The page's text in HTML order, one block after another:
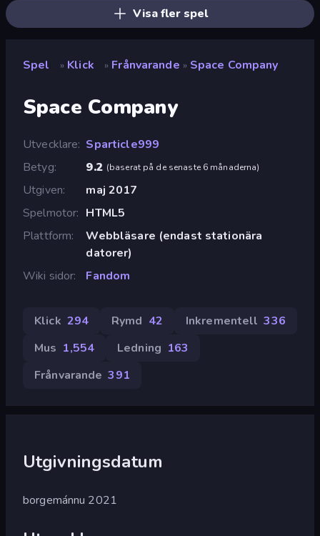
Visa fler spel
Spel » Klick » Frånvarande » Space Company
Space Company
Utvecklare Sparticle999
Betyg
9.2 (baserat på de senaste 6 månaderna)
Utgiven
maj 2017
Spelmotor
HTML5
Plattform
Webbläsare (endast stationära
datorer)
Wiki sidor
Fandom
Klick 294 Rymd 42 Inkrementell 336
Mus 1,554 Ledning 163
Frånvarande 391
Utgivningsdatum
borgemánnu 2021